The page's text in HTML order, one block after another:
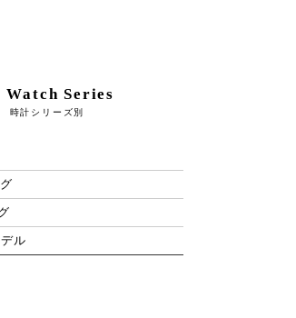
Watch Series
時計シリーズ別
ル